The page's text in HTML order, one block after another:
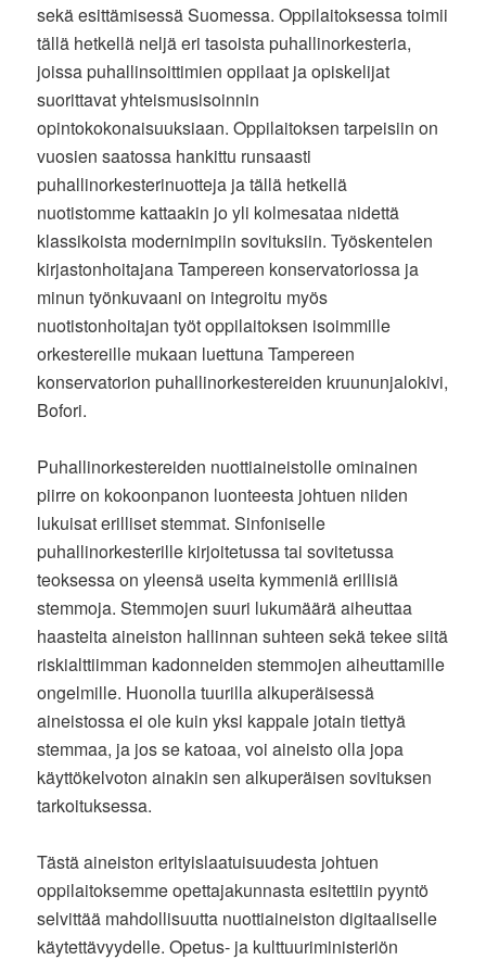
sekä esittämisessä Suomessa. Oppilaitoksessa toimii
tällä hetkellä neljä eri tasoista puhallinorkesteria,
joissa puhallinsoittimien oppilaat ja opiskelijat
suorittavat yhteismusisoinnin
opintokokonaisuuksiaan. Oppilaitoksen tarpeisiin on
vuosien saatossa hankittu runsaasti
puhallinorkesterinuotteja ja tällä hetkellä
nuotistomme kattaakin jo yli kolmesataa nidettä
klassikoista modernimpiin sovituksiin. Työskentelen
kirjastonhoitajana Tampereen konservatoriossa ja
minun työnkuvaani on integroitu myös
nuotistonhoitajan työt oppilaitoksen isoimmille
orkestereille mukaan luettuna Tampereen
konservatorion puhallinorkestereiden kruununjalokivi,
Bofori.
Puhallinorkestereiden nuottiaineistolle ominainen
piirre on kokoonpanon luonteesta johtuen niiden
lukuisat erilliset stemmat. Sinfoniselle
puhallinorkesterille kirjoitetussa tai sovitetussa
teoksessa on yleensä useita kymmeniä erillisiä
stemmoja. Stemmojen suuri lukumäärä aiheuttaa
haasteita aineiston hallinnan suhteen sekä tekee siitä
riskialttiimman kadonneiden stemmojen aiheuttamille
ongelmille. Huonolla tuurilla alkuperäisessä
aineistossa ei ole kuin yksi kappale jotain tiettyä
stemmaa, ja jos se katoaa, voi aineisto olla jopa
käyttökelvoton ainakin sen alkuperäisen sovituksen
tarkoituksessa.
Tästä aineiston erityislaatuisuudesta johtuen
oppilaitoksemme opettajakunnasta esitettiin pyyntö
selvittää mahdollisuutta nuottiaineiston digitaaliselle
käytettävyydelle. Opetus- ja kulttuuriministeriön